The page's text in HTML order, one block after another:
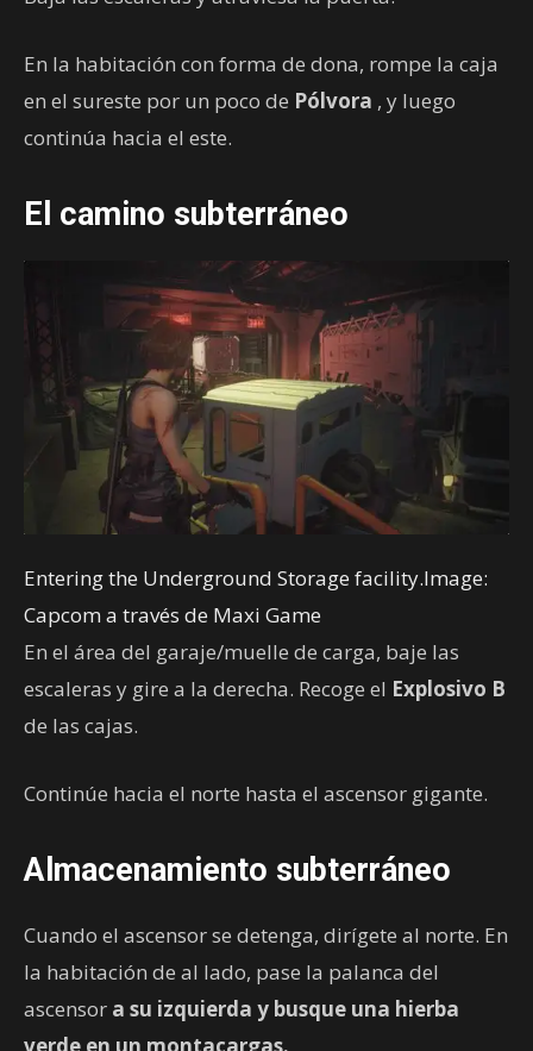
En la habitación con forma de dona, rompe la caja
en el sureste por un poco de Pólvora , y luego
continúa hacia el este.
El camino subterráneo
Entering the Underground Storage facility.Image:
Capcom a través de Maxi Game
En el área del garaje/muelle de carga, baje las
escaleras y gire a la derecha. Recoge el Explosivo B
de las cajas.
Continúe hacia el norte hasta el ascensor gigante.
Almacenamiento subterráneo
Cuando el ascensor se detenga, dirígete al norte. En
la habitación de al lado, pase la palanca del
ascensor a su izquierda y busque una hierba